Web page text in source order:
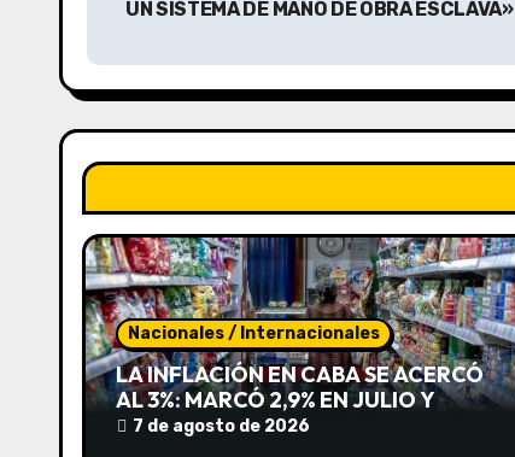
e
g
a
c
i
ó
n
UN SISTEMA DE MANO DE OBRA ESCLAVA»
Nacionales / Internacionales
LA INFLACIÓN EN CABA SE ACERCÓ
AL 3%: MARCÓ 2,9% EN JULIO Y
ACUMULA 19,4% EN LO QUE VA DEL
7 de agosto de 2026